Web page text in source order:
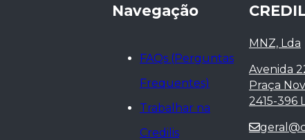
Navegação
FAQs (Perguntas
Frequentes)
Trabalhar na
Credilis
MNZ, Lda
Avenida
Praça
2415-396